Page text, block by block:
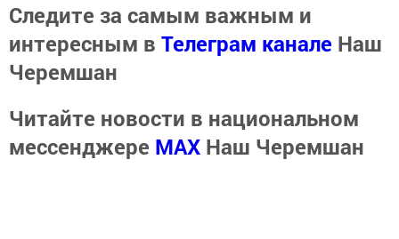
Следите за самым важным и
интересным в Телеграм канале Наш
Черемшан
Читайте новости в национальном
мессенджере MАХ Наш Черемшан